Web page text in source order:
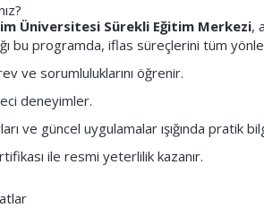
Üniversitesi Sürekli Eğitim Merkezi,
bu programda, iflas süreçlerini tüm
ve sorumluluklarını öğrenir.
deneyimler.
ve güncel uygulamalar ışığında pratik
ile resmi yeterlilik kazanır.